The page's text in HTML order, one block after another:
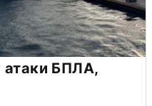
атаки БПЛА,